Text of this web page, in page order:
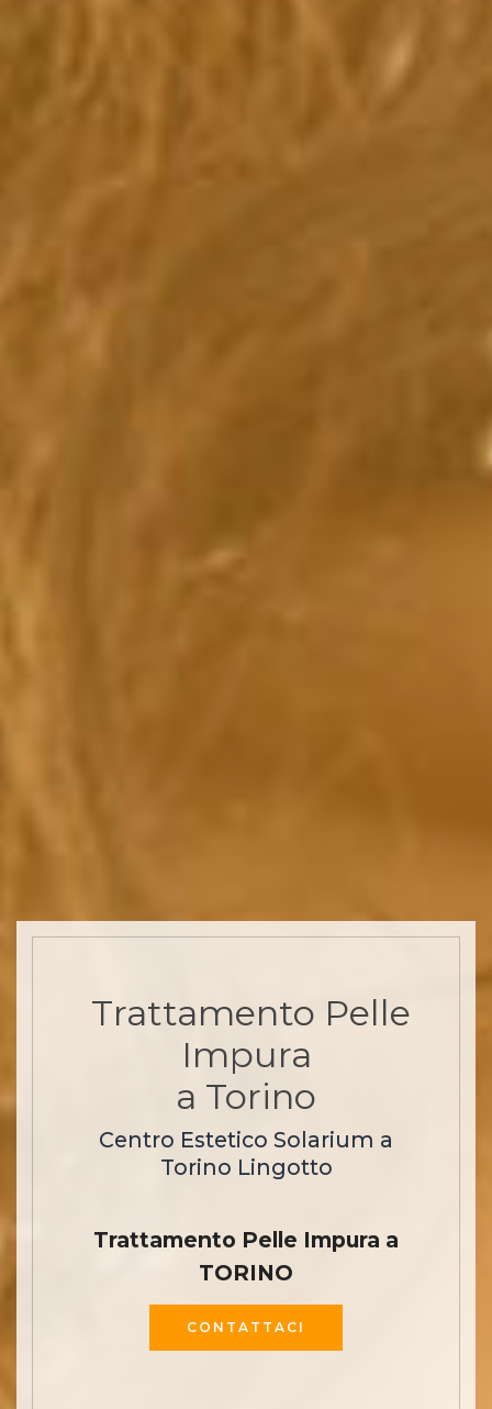
Trattamento Pelle
Impura
a Torino
Centro Estetico Solarium a
Torino Lingotto
Trattamento Pelle Impura a
TORINO
CONTATTACI